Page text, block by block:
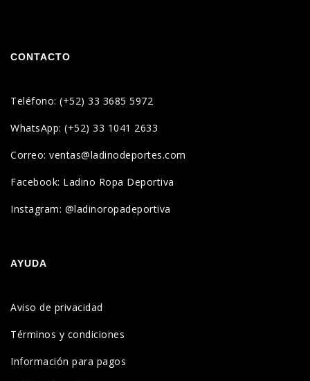
CONTACTO
Teléfono: (+52) 33 3685 5972
WhatsApp: (+52) 33 1041 2633
Correo: ventas@ladinodeportes.com
Facebook: Ladino Ropa Deportiva
Instagram: @ladinoropadeportiva
AYUDA
Aviso de privacidad
Términos y condiciones
Información para pagos